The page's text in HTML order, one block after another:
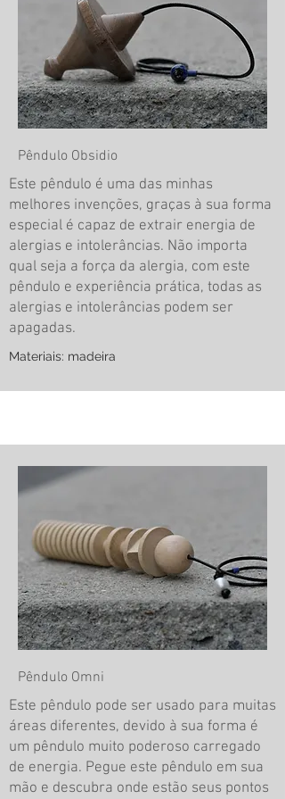
Pêndulo Obsidio
Este pêndulo é uma das minhas
melhores invenções, graças à sua forma
especial é capaz de extrair energia de
alergias e intolerâncias. Não importa
qual seja a força da alergia, com este
pêndulo e experiência prática, todas as
alergias e intolerâncias podem ser
apagadas.
Materiais: madeira
Pêndulo Omni
Este pêndulo pode ser usado para muitas
áreas diferentes, devido à sua forma é
um pêndulo muito poderoso carregado
de energia. Pegue este pêndulo em sua
mão e descubra onde estão seus pontos